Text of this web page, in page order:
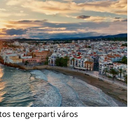
tengerparti város